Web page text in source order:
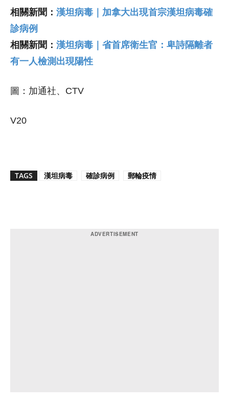
相關新聞： 漢坦病毒｜加拿大出現首宗漢坦病毒確
診病例
相關新聞： 漢坦病毒｜省首席衛生官：卑詩隔離者
有一人檢測出現陽性
圖：加通社、CTV
V20
TAGS 漢坦病毒 確診病例 郵輪疫情